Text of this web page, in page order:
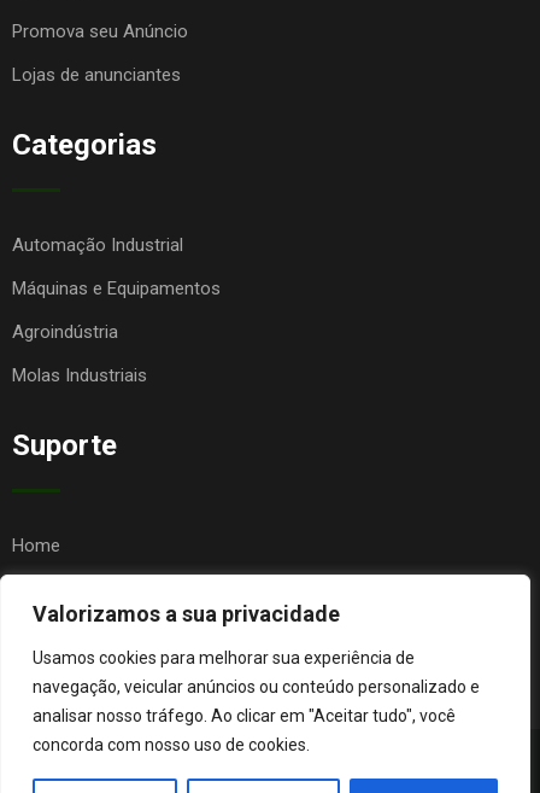
Valorizamos a sua privacidade
Usamos cookies para melhorar sua experiência de
navegação, veicular anúncios ou conteúdo personalizado e
analisar nosso tráfego. Ao clicar em "Aceitar tudo", você
concorda com nosso uso de cookies.
Promova seu Anúncio
Lojas de anunciantes
Categorias
Automação Industrial
Máquinas e Equipamentos
Agroindústria
Molas Industriais
Suporte
Home
© Copyright Agro Metal Mecânica. Desenvolvido porPágina